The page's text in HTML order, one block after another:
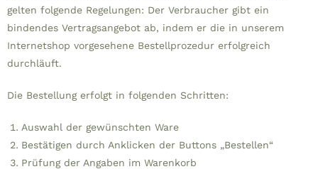
gelten folgende Regelungen: Der Verbraucher gibt ein
bindendes Vertragsangebot ab, indem er die in unserem
Internetshop vorgesehene Bestellprozedur erfolgreich
durchläuft.
Die Bestellung erfolgt in folgenden Schritten:
Auswahl der gewünschten Ware
Bestätigen durch Anklicken der Buttons „Bestellen“
Prüfung der Angaben im Warenkorb